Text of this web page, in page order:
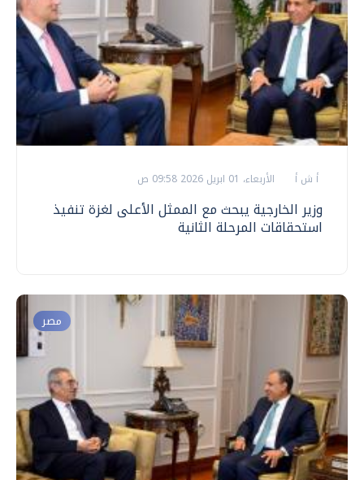
أ ش أ الأربعاء، 01 ابريل 2026 09:58 ص
وزير الخارجية يبحث مع الممثل الأعلى لغزة تنفيذ
استحقاقات المرحلة الثانية
مصر